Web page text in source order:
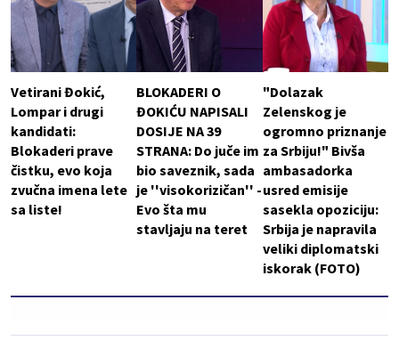
Vetirani Đokić,
Lompar i drugi
kandidati:
Blokaderi prave
čistku, evo koja
zvučna imena lete
sa liste!
BLOKADERI O
ĐOKIĆU NAPISALI
DOSIJE NA 39
STRANA: Do juče im
bio saveznik, sada
je ''visokorizičan'' -
Evo šta mu
stavljaju na teret
"Dolazak
Zelenskog je
ogromno priznanje
za Srbiju!" Bivša
ambasadorka
usred emisije
sasekla opoziciju:
Srbija je napravila
veliki diplomatski
iskorak (FOTO)